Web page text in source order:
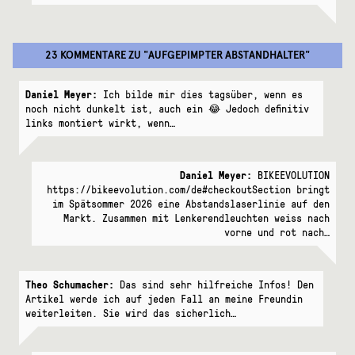
23 KOMMENTAREZU "AUFGEPIMPTER ABSTANDHALTER"
Daniel Meyer: Ich bilde mir dies tagsüber, wenn es
noch nicht dunkelt ist, auch ein 😂 Jedoch definitiv
links montiert wirkt, wenn…
Daniel Meyer: BIKEEVOLUTION
https://bikeevolution.com/de#checkoutSection bringt
im Spätsommer 2026 eine Abstandslaserlinie auf den
Markt. Zusammen mit Lenkerendleuchten weiss nach
vorne und rot nach…
Theo Schumacher: Das sind sehr hilfreiche Infos! Den
Artikel werde ich auf jeden Fall an meine Freundin
weiterleiten. Sie wird das sicherlich…